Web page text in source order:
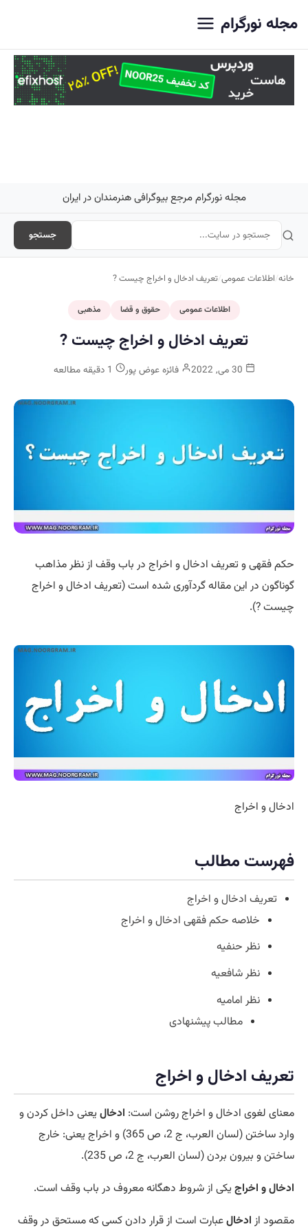
مجله نورگرام
مجله نورگرام مرجع بیوگرافی هنرمندان در ایران
جستجو
خانه/اطلاعات عمومی/تعریف ادخال و اخراج چیست ?
اطلاعات عمومی حقوق و قضا مذهبی
تعریف ادخال و اخراج چیست ?
فائزه عوض پور
حکم فقهی و تعریف ادخال و اخراج در باب وقف از نظر مذاهب
گوناگون در این مقاله گردآوری شده است (تعریف ادخال و اخراج
چیست ?).
ادخال و اخراج
فهرست مطالب
تعریف ادخال و اخراج
خلاصه حکم فقهی ادخال و اخراج
نظر حنفیه
نظر شافعیه
نظر امامیه
مطالب پیشنهادی
تعریف ادخال و اخراج
معنای لغوی ادخال و اخراج روشن است: ادخالیعنی داخل کردن و
وارد ساختن (لسان العرب، ج 2، ص 365) و اخراج یعنی: خارج
ساختن و بیرون بردن (لسان العرب، ج 2، ص 235).
ادخال و اخراجیکی از شروط دهگانه معروف در باب وقف است.
مقصود از ادخالعبارت است از قرار دادن کسی که مستحق در وقف